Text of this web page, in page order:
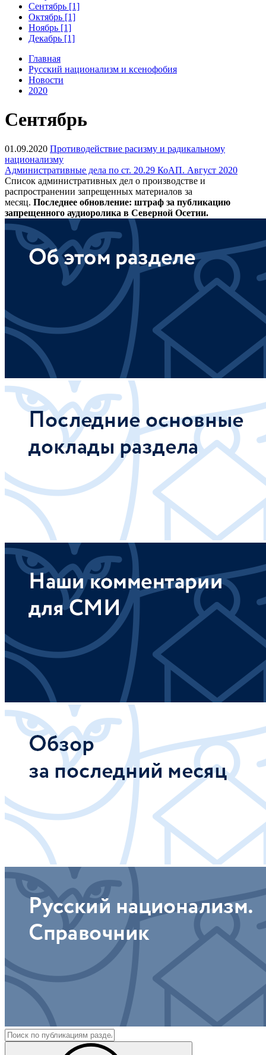
Сентябрь [1]
Октябрь [1]
Ноябрь [1]
Декабрь [1]
Главная
Русский национализм и ксенофобия
Новости
2020
Сентябрь
01.09.2020 Противодействие расизму и радикальному
национализму
Административные дела по ст. 20.29 КоАП. Август 2020
Список административных дел о производстве и
распространении запрещенных материалов за
месяц. Последнее обновление: штраф за публикацию
запрещенного аудиоролика в Северной Осетии.